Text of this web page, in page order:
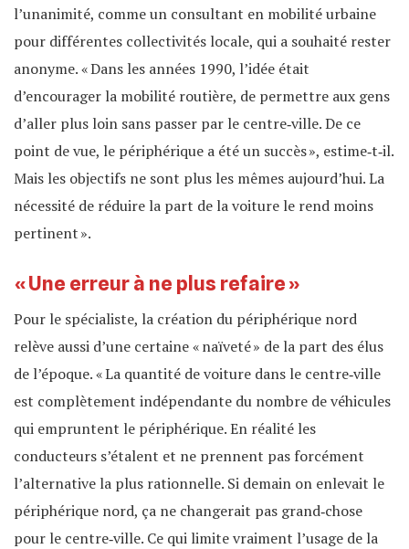
l’unanimité, comme un consultant en mobilité urbaine
pour différentes collectivités locale, qui a souhaité rester
anonyme. « Dans les années 1990, l’idée était
d’encourager la mobilité routière, de permettre aux gens
d’aller plus loin sans passer par le centre‐ville. De ce
point de vue, le périphérique a été un succès », estime‐t‐il.
Mais les objectifs ne sont plus les mêmes aujourd’hui. La
nécessité de réduire la part de la voiture le rend moins
pertinent ».
« Une erreur à ne plus refaire »
Pour le spécialiste, la création du périphérique nord
relève aussi d’une certaine « naïveté » de la part des élus
de l’époque. « La quantité de voiture dans le centre‐ville
est complètement indépendante du nombre de véhicules
qui empruntent le périphérique. En réalité les
conducteurs s’étalent et ne prennent pas forcément
l’alternative la plus rationnelle. Si demain on enlevait le
périphérique nord, ça ne changerait pas grand‐chose
pour le centre‐ville. Ce qui limite vraiment l’usage de la